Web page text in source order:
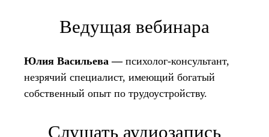
Ведущая вебинара
Юлия Васильева — психолог-консультант,
незрячий специалист, имеющий богатый
собственный опыт по трудоустройству.
Слушать аудиозапись